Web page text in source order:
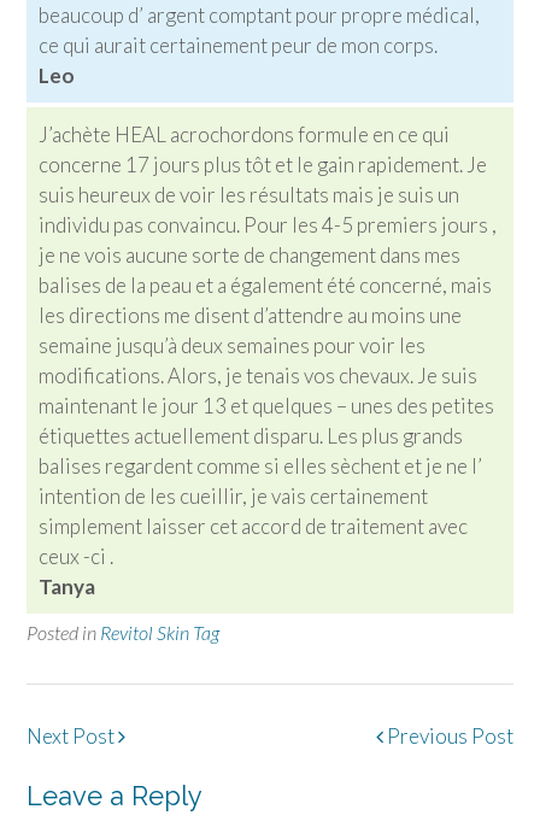
beaucoup d’ argent comptant pour propre médical,
ce qui aurait certainement peur de mon corps.
Leo
J’achète HEAL acrochordons formule en ce qui
concerne 17 jours plus tôt et le gain rapidement. Je
suis heureux de voir les résultats mais je suis un
individu pas convaincu. Pour les 4-5 premiers jours ,
je ne vois aucune sorte de changement dans mes
balises de la peau et a également été concerné, mais
les directions me disent d’attendre au moins une
semaine jusqu’à deux semaines pour voir les
modifications. Alors, je tenais vos chevaux. Je suis
maintenant le jour 13 et quelques – unes des petites
étiquettes actuellement disparu. Les plus grands
balises regardent comme si elles sèchent et je ne l’
intention de les cueillir, je vais certainement
simplement laisser cet accord de traitement avec
ceux -ci .
Tanya
Posted in Revitol Skin Tag
Post
Previous Post
Next Post
Leave a Reply